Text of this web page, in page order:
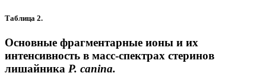
Таблица 2.
Основные фрагментарные ионы и их
интенсивность в масс-спектрах стеринов
лишайника P. canina.